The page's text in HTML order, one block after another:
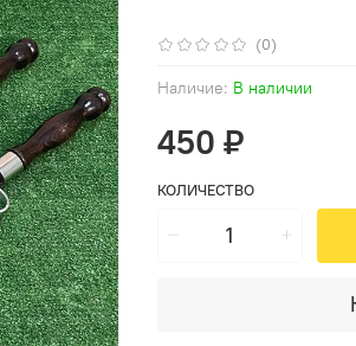
(0)
Наличие: В наличии
450 ₽
КОЛИЧЕСТВО